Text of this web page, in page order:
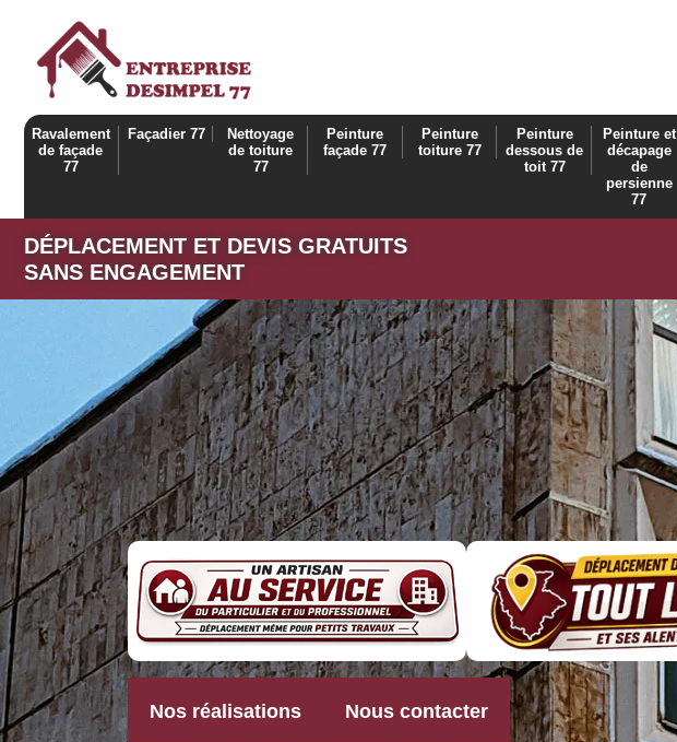
Ravalement
de façade
77
Façadier 77
Nettoyage
de toiture
77
Peinture
façade 77
Peinture
toiture 77
Peinture
dessous de
toit 77
Peinture et
décapage
de
persienne
77
DÉPLACEMENT ET DEVIS GRATUITS
SANS ENGAGEMENT
Nos réalisations Nous contacter